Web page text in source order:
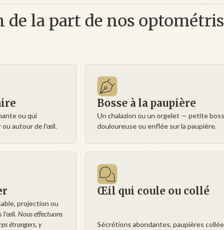
la part de nos
ou qui
ou autour de l'œil.
Bosse à la paupière
Un chalazion ou un orgelet — petite
douloureuse ou enflée sur la paupière.
projection ou
l'œil.Nous effectuons
étrangers, y
Œil qui coule ou collé
Sécrétions abondantes, paupières